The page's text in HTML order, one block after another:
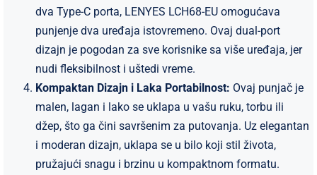
dva Type-C porta, LENYES LCH68-EU omogućava
punjenje dva uređaja istovremeno. Ovaj dual-port
dizajn je pogodan za sve korisnike sa više uređaja, jer
nudi fleksibilnost i uštedi vreme.
Kompaktan Dizajn i Laka Portabilnost: Ovaj punjač je
malen, lagan i lako se uklapa u vašu ruku, torbu ili
džep, što ga čini savršenim za putovanja. Uz elegantan
i moderan dizajn, uklapa se u bilo koji stil života,
pružajući snagu i brzinu u kompaktnom formatu.